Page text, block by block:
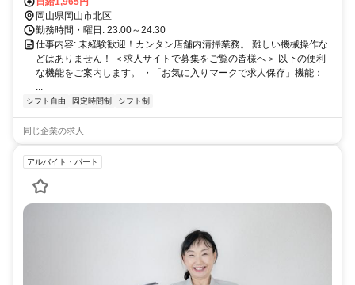
岡山県岡山市北区
勤務時間・曜日: 23:00～24:30
仕事内容: 未経験歓迎！カンタン店舗内清掃業務。 難しい機械操作な
どはありません！ ＜求人サイトで募集をご覧の皆様へ＞ 以下の便利
な機能をご案内します。 ・「お気に入りマークで求人保存」機能：
...
シフト自由 固定時間制 シフト制
同じ企業の求人
アルバイト・パート